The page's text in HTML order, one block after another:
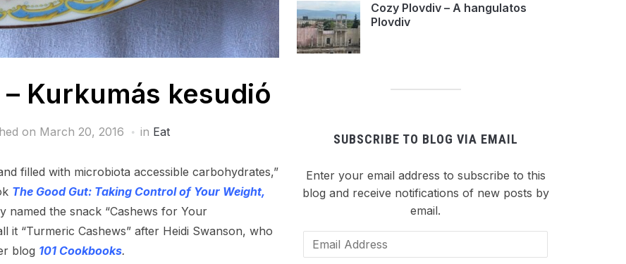
Kurkumás kesudió
on March 20, 2016 in Eat
filled with microbiota accessible carbohydrates,”
The Good Gut: Taking Control of Your Weight,
named the snack “Cashews for Your
it “Turmeric Cashews” after Heidi Swanson, who
blog 101 Cookbooks.
Cozy Plovdiv – A hangulatos
Plovdiv
SUBSCRIBE TO BLOG VIA EMAIL
Enter your email address to subscribe to this
blog and receive notifications of new posts by
email.
Email
Address